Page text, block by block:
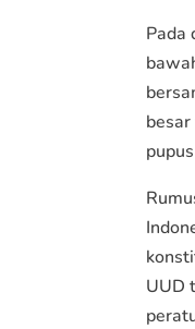
Pada
UUD